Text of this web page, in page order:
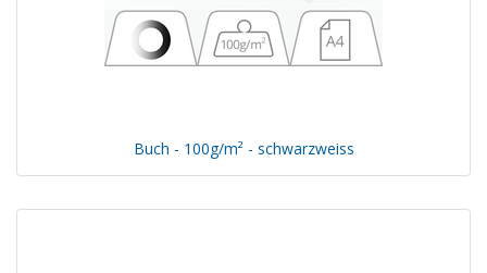
Buch - 100g/m² - schwarzweiss